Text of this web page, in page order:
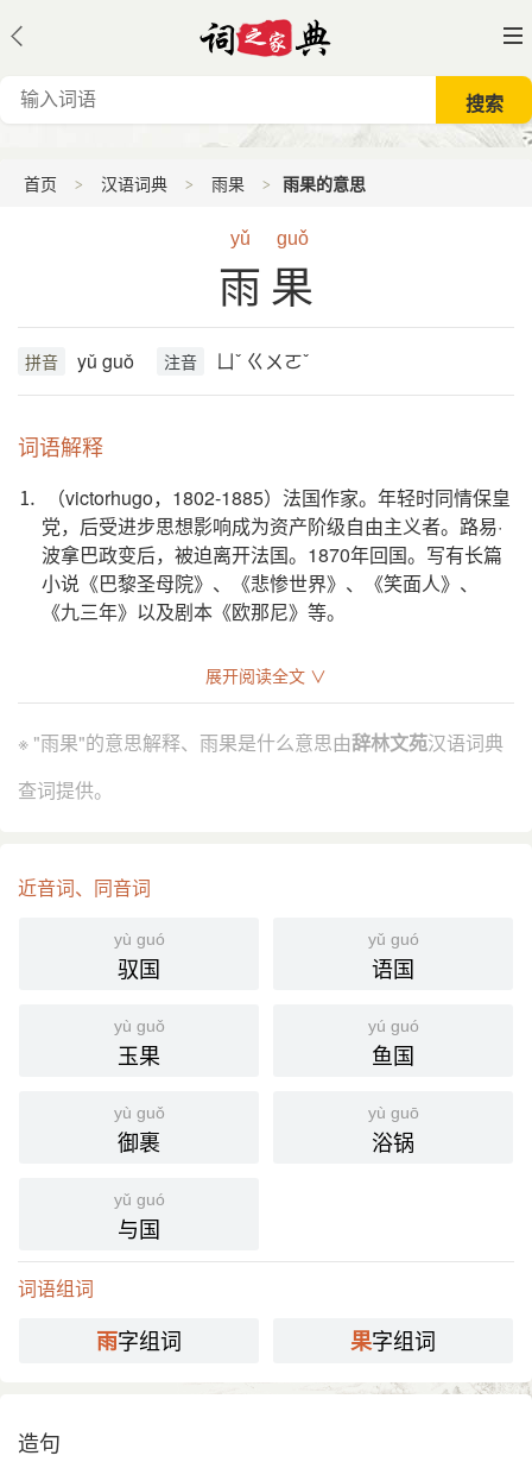
首页 汉语词典 雨果 雨果的意思
yǔ guǒ
雨果
拼音 yǔ guǒ 注音 ㄩˇ ㄍㄨㄛˇ
词语解释
⒈ （victorhugo，1802-1885）法国作家。年轻时同情保皇
党，后受进步思想影响成为资产阶级自由主义者。路易·
波拿巴政变后，被迫离开法国。1870年回国。写有长篇
小说《巴黎圣母院》、《悲惨世界》、《笑面人》、
《九三年》以及剧本《欧那尼》等。
雨 果
展开阅读全文 ∨
※ "雨果"的意思解释、雨果是什么意思由辞林文苑汉语词典
查词提供。
近音词、同音词
yù guó
驭国
yǔ guó
语国
yù guǒ
玉果
yú guó
鱼国
yù guǒ
御裹
yù guō
浴锅
yǔ guó
与国
词语组词
雨字组词 果字组词
造句